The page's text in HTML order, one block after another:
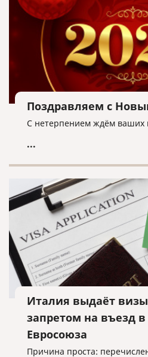
Поздравляем с
С нетерпением ждём ваших
...
Италия выдаёт
запретом на въезд в
Евросоюза
Причина проста: